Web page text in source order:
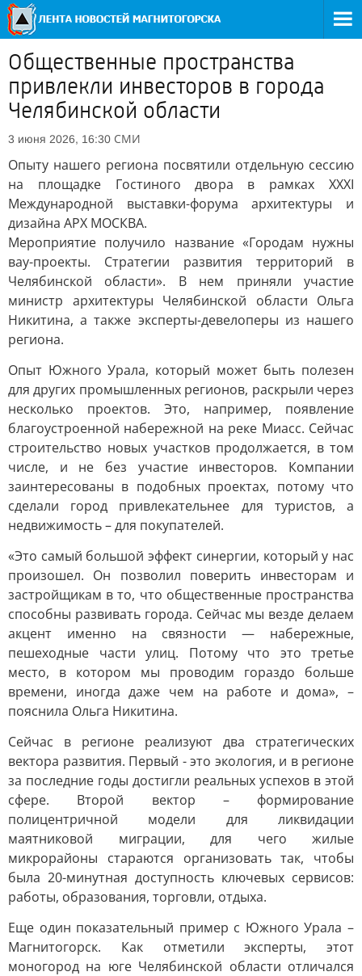
Общественные пространства
привлекли инвесторов в города
Челябинской области
3 июня 2026, 16:30 СМИ
Опыту нашего региона посвятили отдельную сессию
на площадке Гостиного двора в рамках XXXI
Международной выставки-форума архитектуры и
дизайна АРХ МОСКВА.
Мероприятие получило название «Городам нужны
вау-проекты. Стратегии развития территорий в
Челябинской области». В нем приняли участие
министр архитектуры Челябинской области Ольга
Никитина, а также эксперты-девелоперы из нашего
региона.
Опыт Южного Урала, который может быть полезен
для других промышленных регионов, раскрыли через
несколько проектов. Это, например, появление
благоустроенной набережной на реке Миасс. Сейчас
строительство новых участков продолжается, в том
числе, и не без участие инвесторов. Компании
заинтересованы в подобных проектах, потому что
сделали город привлекательнее для туристов, а
недвижимость – для покупателей.
«Это самый большой эффект синергии, который у нас
произошел. Он позволил поверить инвесторам и
застройщикам в то, что общественные пространства
способны развивать города. Сейчас мы везде делаем
акцент именно на связности — набережные,
пешеходные части улиц. Потому что это третье
место, в котором мы проводим гораздо больше
времени, иногда даже чем на работе и дома», –
пояснила Ольга Никитина.
Сейчас в регионе реализуют два стратегических
вектора развития. Первый - это экология, и в регионе
за последние годы достигли реальных успехов в этой
сфере. Второй вектор – формирование
полицентричной модели для ликвидации
маятниковой миграции, для чего жилые
микрорайоны стараются организовать так, чтобы
была 20-минутная доступность ключевых сервисов:
работы, образования, торговли, отдыха.
Еще один показательный пример с Южного Урала –
Магнитогорск. Как отметили эксперты, этот
моногород на юге Челябинской области отличался